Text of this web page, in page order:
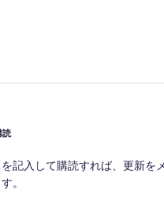
読
記入して購読すれば、更新を
。